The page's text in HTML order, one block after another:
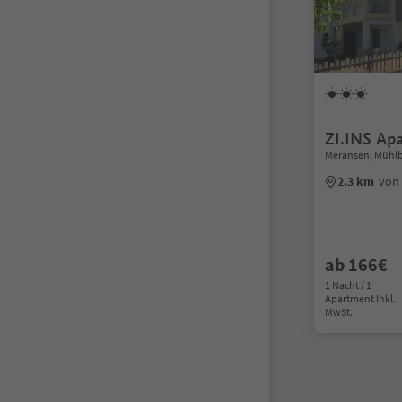
ZI.INS
Meransen,
2.3 km von
ab 166€
1 Nacht / 1
Apartment Inkl.
MwSt.